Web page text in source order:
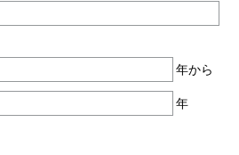
年から
年